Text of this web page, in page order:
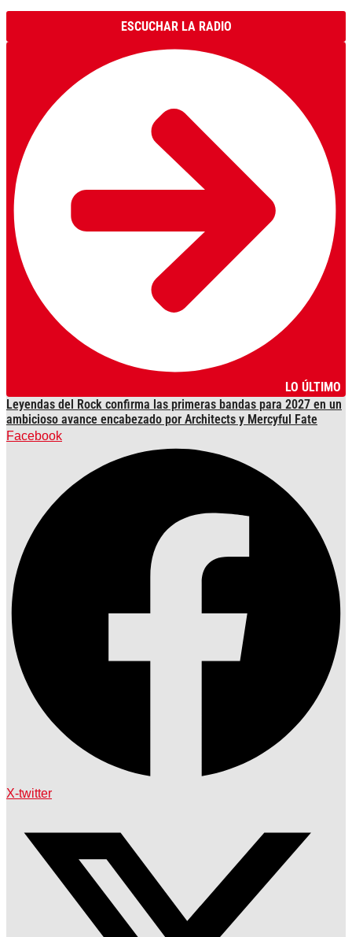
ESCUCHAR LA RADIO
LO ÚLTIMO
Leyendas del Rock confirma las primeras bandas para 2027 en un
ambicioso avance encabezado por Architects y Mercyful Fate
Facebook
X-twitter